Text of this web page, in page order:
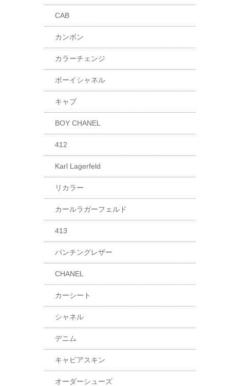
CAB
カンボン
カラーチェンジ
ボーイシャネル
キャブ
BOY CHANEL
412
Karl Lagerfeld
リカラー
カールラガーフェルド
413
パンチングレザー
CHANEL
カーシート
シャネル
デニム
キャビアスキン
オーダーシューズ